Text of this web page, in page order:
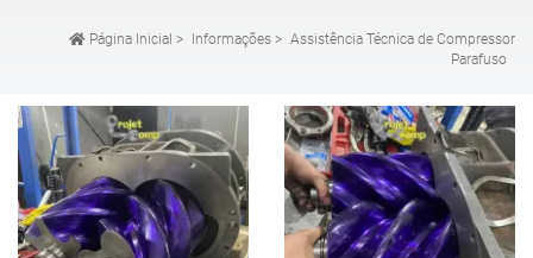
Página Inicial > Informações > Assistência Técnica de Compressor
Parafuso